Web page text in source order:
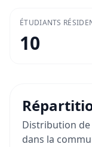
ÉTUDIANTS
10
Distribution
dans la